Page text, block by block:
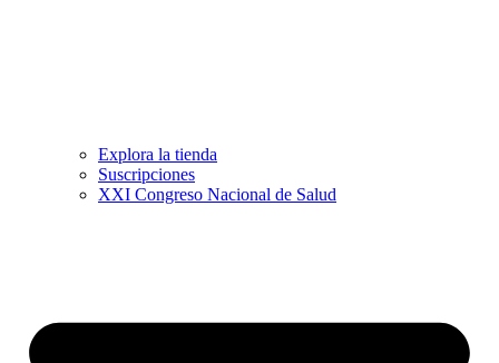
Explora la tienda
Suscripciones
XXI Congreso Nacional de Salud